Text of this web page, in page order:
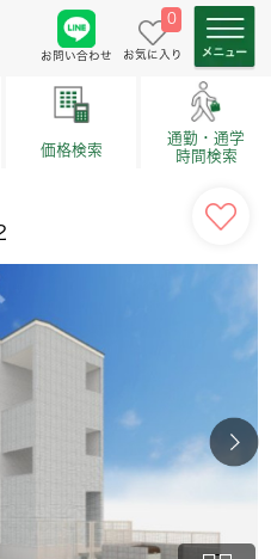
お問い合わせ
0
お気に入り
価格検索
通勤・通学
時間検索